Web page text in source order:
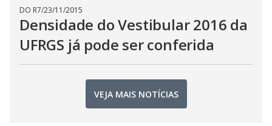
DO R7/23/11/2015
Densidade do Vestibular 2016 da
UFRGS já pode ser conferida
VEJA MAIS NOTÍCIAS